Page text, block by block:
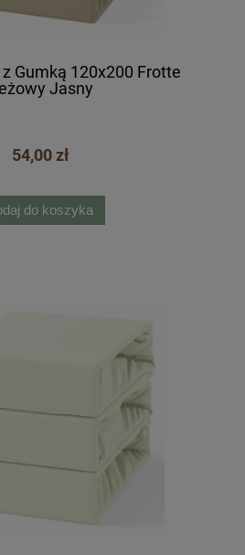
z Gumką 120x200 Frotte
Jasny
54,00 zł
do koszyka